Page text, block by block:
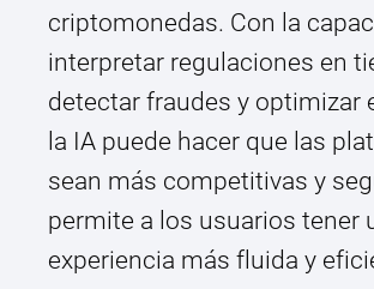
criptomonedas. Con la
interpretar regulaciones en
detectar fraudes y optimizar
la IA puede hacer que las
sean más competitivas y
permite a los usuarios tener
experiencia más fluida y